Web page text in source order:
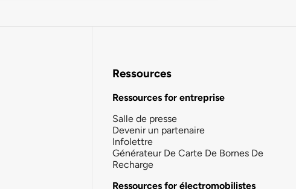
Ressources
Ressources for entreprise
Salle de presse
Devenir un partenaire
Infolettre
Générateur De Carte De Bornes De
Recharge
Ressources for électromobilistes